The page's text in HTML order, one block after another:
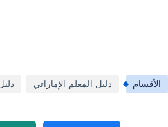
الأقسام دليل المعلم الإماراتي